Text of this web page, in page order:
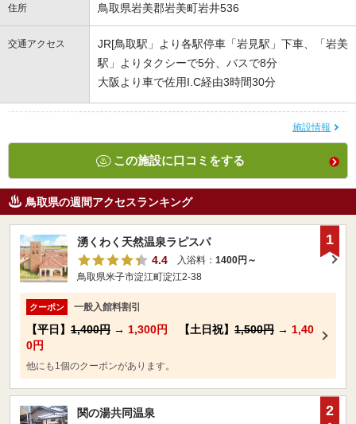
住所 鳥取県岩美郡岩美町岩井536
交通アクセス
JR[鳥取駅」より各駅停車「岩見駅」下車、「岩美
駅」よりタクシーで5分、バスで8分
大阪より車で佐用I.C経由3時間30分
施設情報
この施設に口コミをする
鳥取県の週間アクセスランキング
湧くわく天然温泉ラピスパ
4.4
入浴料： 1400円～
鳥取県米子市淀江町淀江2-38
クーポン 一般入館料割引
【平日】 1,400円 → 1,300円 【土日祝】 1,500円 → 1,40
0円
他にも1個のクーポンがあります。
1
関の湯共同温泉
2